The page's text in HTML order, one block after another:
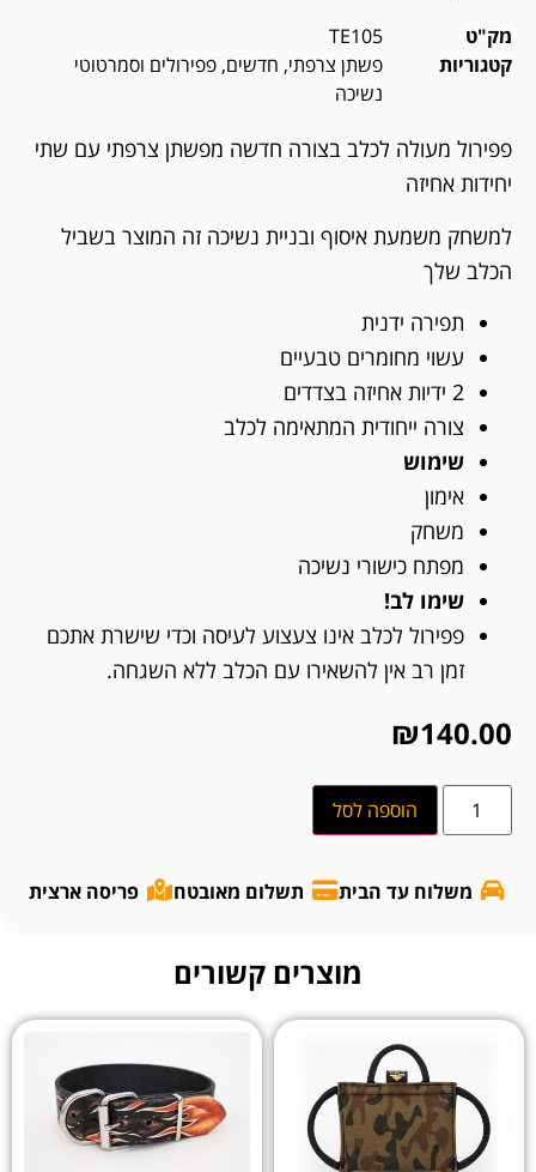
מק"ט
TE105
קטגוריות
פשתן צרפתי, חדשים, פפירולים וסמרטוטי
נשיכה
פפירול מעולה לכלב בצורה חדשה מפשתן צרפתי עם שתי
יחידות אחיזה
למשחק משמעת איסוף ובניית נשיכה זה המוצר בשביל
הכלב שלך
תפירה ידנית
עשוי מחומרים טבעיים
2 ידיות אחיזה בצדדים
צורה ייחודית המתאימה לכלב
שימוש
אימון
משחק
מפתח כישורי נשיכה
שימו לב!
פפירול לכלב אינו צעצוע לעיסה וכדי שישרת אתכם
זמן רב אין להשאירו עם הכלב ללא השגחה.
₪140.00
הוספה לסל
משלוח עד הבית תשלום מאובטח פריסה ארצית
מוצרים קשורים